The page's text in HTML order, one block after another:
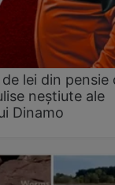
lei din pensie
neștiute ale
Dinamo